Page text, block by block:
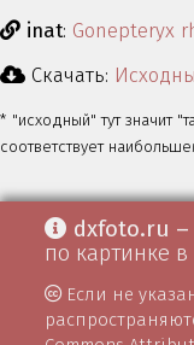
inat: Gonepteryx
Скачать:
* "исходный" тут значит
соответствует
dxfoto.ru –
по картинке
Если не